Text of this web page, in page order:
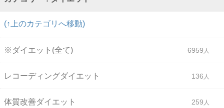
(↑上のカテゴリへ移動)
※ダイエット(全て) 6959
レコーディングダイエット 136
体質改善ダイエット 259